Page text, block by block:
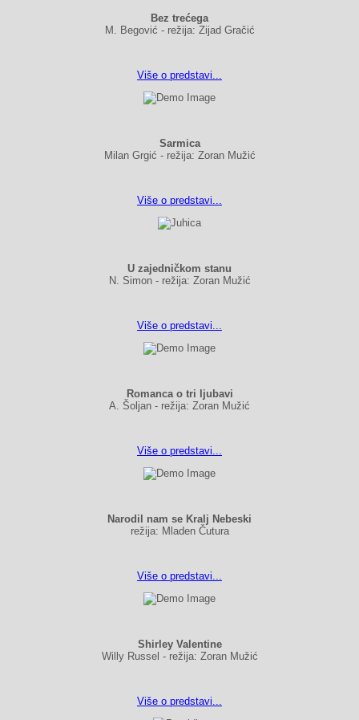
Bez trećega
M. Begović - režija: Zijad Gračić
Više o predstavi...
Sarmica
Milan Grgić - režija: Zoran Mužić
Više o predstavi...
U zajedničkom stanu
N. Simon - režija: Zoran Mužić
Više o predstavi...
Romanca o tri ljubavi
A. Šoljan - režija: Zoran Mužić
Više o predstavi...
Narodil nam se Kralj Nebeski
režija: Mladen Čutura
Više o predstavi...
Shirley Valentine
Willy Russel - režija: Zoran Mužić
Više o predstavi...